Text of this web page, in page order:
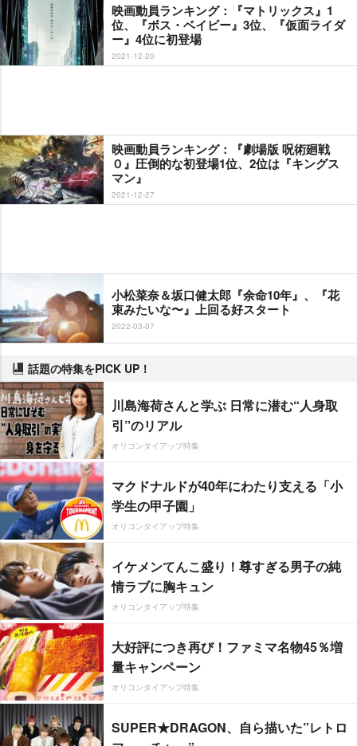
映画動員ランキング：『マトリックス』1
位、『ボス・ベイビー』3位、『仮面ライダ
ー』4位に初登場
2021-12-20
映画動員ランキング：『劇場版 呪術廻戦
０』圧倒的な初登場1位、2位は『キングス
マン』
2021-12-27
小松菜奈＆坂口健太郎『余命10年』、『花
束みたいな〜』上回る好スタート
2022-03-07
話題の特集をPICK UP！
川島海荷さんと学ぶ 日常に潜む“人身取
引”のリアル
オリコンタイアップ特集
マクドナルドが40年にわたり支える「小
学生の甲子園」
オリコンタイアップ特集
イケメンてんこ盛り！尊すぎる男子の純
情ラブに胸キュン
オリコンタイアップ特集
大好評につき再び！ファミマ名物45％増
量キャンペーン
オリコンタイアップ特集
SUPER★DRAGON、自ら描いた”レトロ